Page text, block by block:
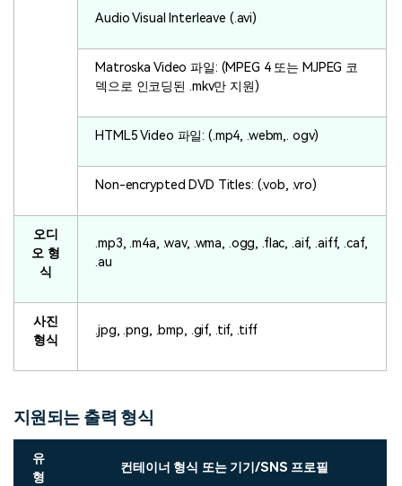
Audio Visual Interleave (.avi)
Matroska Video 파일: (MPEG 4 또는 MJPEG 코
덱으로 인코딩된 .mkv만 지원)
HTML5 Video 파일: (.mp4, .webm,. ogv)
Non-encrypted DVD Titles: (.vob, .vro)
오디
오 형
식
.mp3, .m4a, .wav, .wma, .ogg, .flac, .aif, .aiff, .caf,
.au
사진
형식
.jpg, .png, .bmp, .gif, .tif, .tiff
지원되는 출력 형식
유
형
컨테이너 형식 또는 기기/SNS 프로필